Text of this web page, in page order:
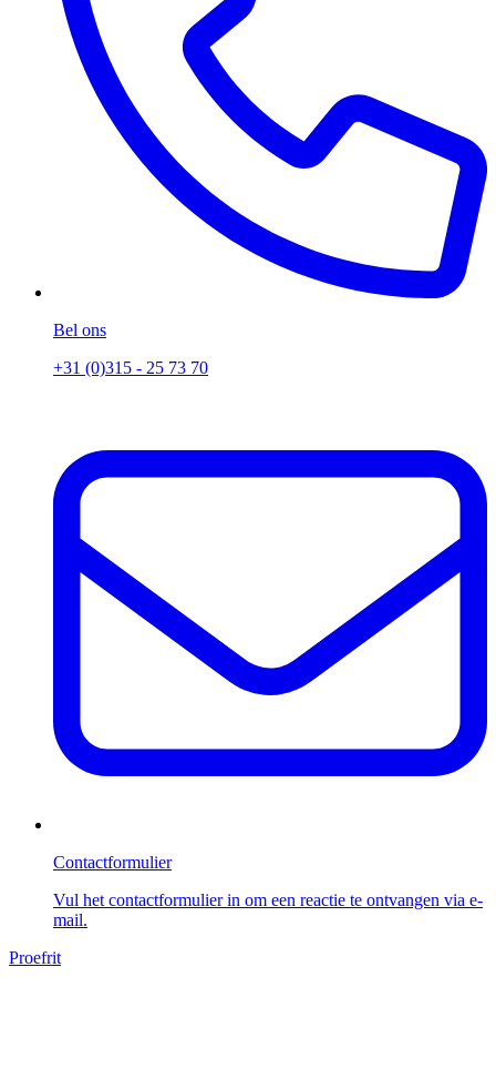
Bel ons
+31 (0)315 - 25 73 70
Contactformulier
Vul het contactformulier in om een reactie te ontvangen via e-
mail.
Proefrit